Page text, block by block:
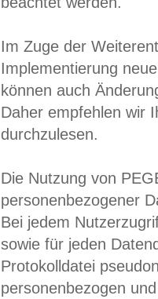
Im Zuge der
Implementierung
können auch
Daher empfehlen wir
durchzulesen.
Die Nutzung von
personenbezogener
Bei jedem
sowie für jeden
Protokolldatei
personenbezogen